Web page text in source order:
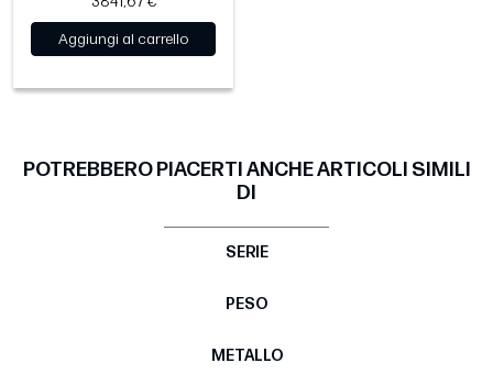
Aggiungi al carrello
POTREBBERO PIACERTI ANCHE ARTICOLI SIMILI
DI
SERIE
PESO
METALLO